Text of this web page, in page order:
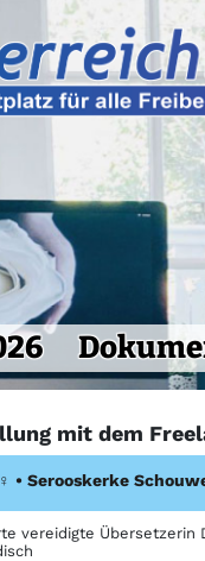
mit dem
♀ • Serooskerke
vereidigte Übersetzerin